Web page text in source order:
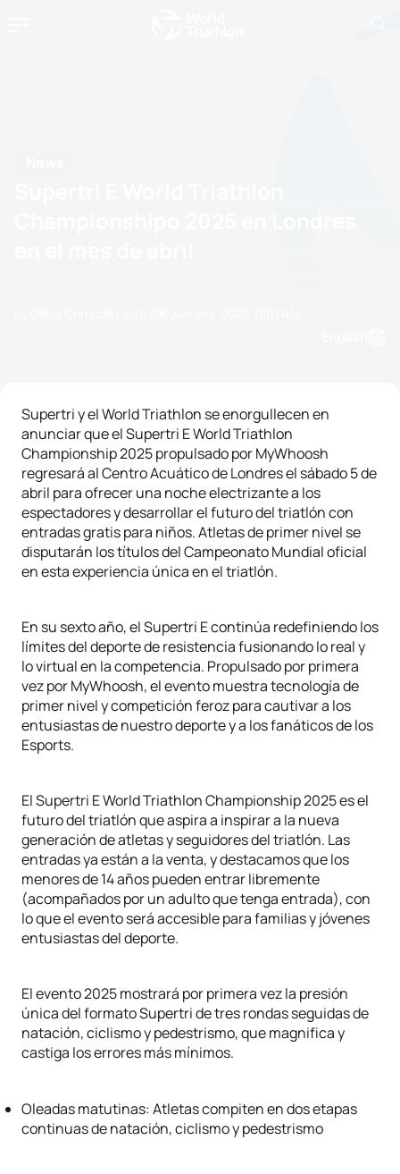
Supertri y el World Triathlon se enorgullecen en
anunciar que el Supertri E World Triathlon
Championship 2025 propulsado por MyWhoosh
regresará al Centro Acuático de Londres el sábado 5 de
abril para ofrecer una noche electrizante a los
espectadores y desarrollar el futuro del triatlón con
entradas gratis para niños. Atletas de primer nivel se
disputarán los títulos del Campeonato Mundial oficial
en esta experiencia única en el triatlón.
En su sexto año, el Supertri E continúa redefiniendo los
límites del deporte de resistencia fusionando lo real y
lo virtual en la competencia. Propulsado por primera
vez por MyWhoosh, el evento muestra tecnología de
primer nivel y competición feroz para cautivar a los
entusiastas de nuestro deporte y a los fanáticos de los
Esports.
El Supertri E World Triathlon Championship 2025 es el
futuro del triatlón que aspira a inspirar a la nueva
generación de atletas y seguidores del triatlón. Las
entradas ya están a la venta, y destacamos que los
menores de 14 años pueden entrar libremente
(acompañados por un adulto que tenga entrada), con
lo que el evento será accesible para familias y jóvenes
entusiastas del deporte.
El evento 2025 mostrará por primera vez la presión
única del formato Supertri de tres rondas seguidas de
natación, ciclismo y pedestrismo, que magnifica y
castiga los errores más mínimos.
Oleadas matutinas: Atletas compiten en dos etapas
continuas de natación, ciclismo y pedestrismo